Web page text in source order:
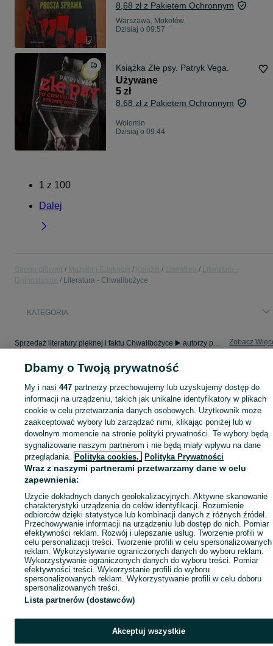
8,68 zł z Pakietem Ochronnym
Warszawa, Mokotów
Dzisiaj o 09:57
Książka Złe psy. Patryk Vega.
Używane
5 zł
8,68 zł z Pakietem Ochronnym
Wołomin
Dzisiaj o 09:44
1 z 100
Dalej
Literatura - Chwalibożyce
KATEGORIA
Sprzedaż literatury pięknej i faktu Chwalibożyce ▶️ autorzy polscy i zagraniczni ✅ Nowe i używane w super cenach ✌ Kupuj i sprzedawaj z zyskiem na OLX.pl! Zobacz
Mapa kategorii
Mapa miejscowości
Mapa ministron
Popularne wyszukiwania
Dbamy o Twoją prywatność
My i nasi447 partnerzy przechowujemy lub uzyskujemy dostęp do
informacji na urządzeniu, takich jak unikalne identyfikatory w plikach
cookie w celu przetwarzania danych osobowych. Użytkownik może
zaakceptować wybory lub zarządzać nimi, klikając poniżej lub w
dowolnym momencie na stronie polityki prywatności. Te wybory będą
sygnalizowane naszym partnerom i nie będą miały wpływu na dane
przeglądania. Polityka cookies, Polityka Prywatności
Wraz z naszymi partnerami przetwarzamy dane w celu
zapewnienia:
Użycie dokładnych danych geolokalizacyjnych. Aktywne skanowanie
charakterystyki urządzenia do celów identyfikacji. Rozumienie
odbiorców dzięki statystyce lub kombinacji danych z różnych źródeł.
Przechowywanie informacji na urządzeniu lub dostęp do nich. Pomiar
efektywności reklam. Rozwój i ulepszanie usług. Tworzenie profili w
celu personalizacji treści. Tworzenie profili w celu spersonalizowanych
reklam. Wykorzystywanie ograniczonych danych do wyboru reklam.
Wykorzystywanie ograniczonych danych do wyboru treści. Pomiar
efektywności treści. Wykorzystanie profili do wyboru
spersonalizowanych reklam. Wykorzystywanie profili w celu doboru
spersonalizowanych treści.
Lista partnerów (dostawców)
Akceptuj wszystkie